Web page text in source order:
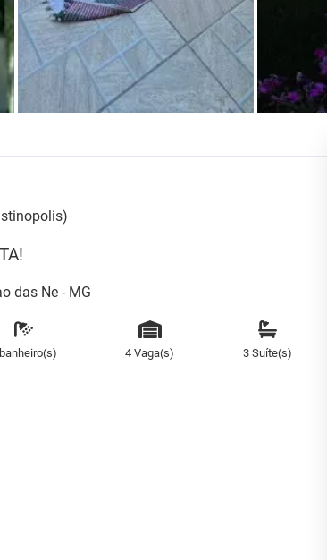
das Ne - MG
4 Vaga(s) 3 Suíte(s)